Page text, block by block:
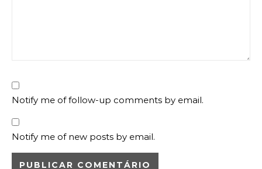
Notify me of follow-up comments by email.
Notify me of new posts by email.